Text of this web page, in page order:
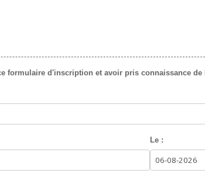
formulaire d'inscription et avoir pris connaissance
Le :